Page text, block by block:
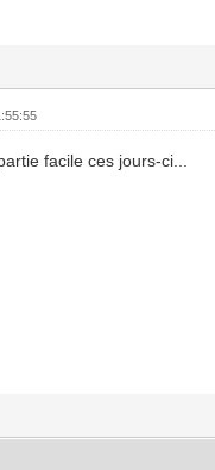
facile ces jours-ci...